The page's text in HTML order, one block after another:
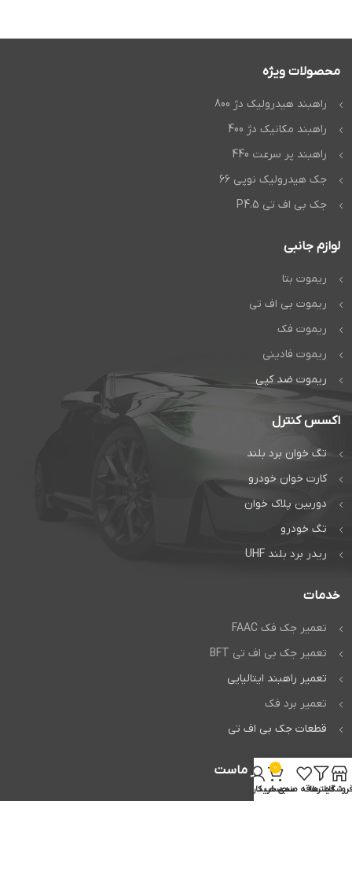
محصولات ویژه
راهبند هیدرولیک دژ 800
راهبند مکانیک دژ 400
راهبند پر سرعت 440
جک هیدرولیک نوپی 66
جک بی اف تی P4.5
لوازم جانبی
ریموت بتا
ریموت بی اف تی
ریموت فک
ریموت فادینی
ریموت ضد کپی
اکسس کنترل
تگ خوان برد بلند
کارت خوان خودرو
دوربین پلاک خوان
تگ خودرو
ریدر برد بلند UHF
خدمات
تعمیر جک فک FAAC
تعمیر جک بی اف تی BFT
تعمیر راهبند ایتالیایی
تعمیر برد فک
قطعات جک بی اف تی
اعتماد شما افتخار ماست
فروشگاهفیلترهاعلاقه مندی
0
سبد خرید
حساب کاربری من